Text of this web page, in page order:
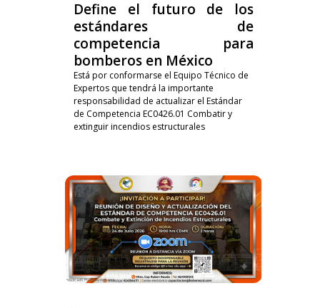
Define el futuro de los
estándares de
competencia para
bomberos en México
Está por conformarse el Equipo Técnico de
Expertos que tendrá la importante
responsabilidad de actualizar el Estándar
de Competencia EC0426.01 Combatir y
extinguir incendios estructurales